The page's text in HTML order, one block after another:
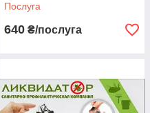
Послуга
640 ₴/послуга